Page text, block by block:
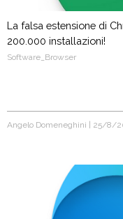
La falsa estensione di
200.000 installazioni!
Software_Browser
Angelo Domeneghini
25/8/